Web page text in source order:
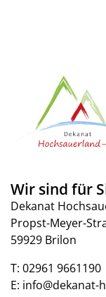
Wir sind für
Dekanat
Propst-Meyer-
59929 Brilon
T: 02961 9661190
E: info@dekanat-